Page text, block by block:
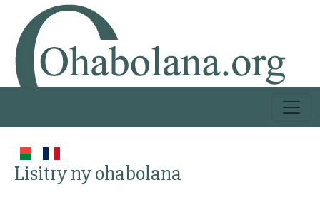
Lisitry ny ohabolana